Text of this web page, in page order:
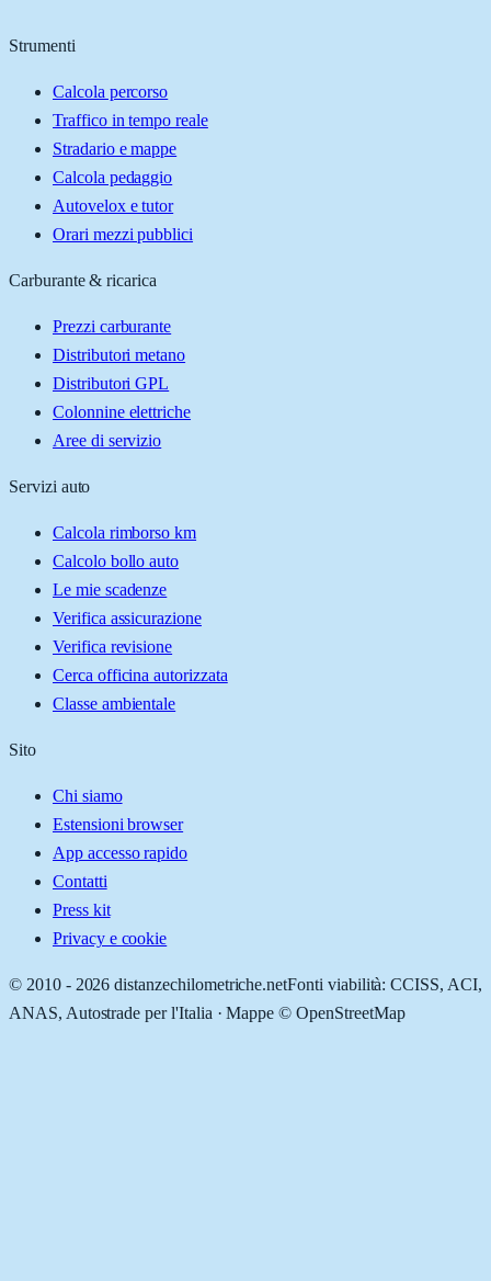
Strumenti
Calcola percorso
Traffico in tempo reale
Stradario e mappe
Calcola pedaggio
Autovelox e tutor
Orari mezzi pubblici
Carburante & ricarica
Prezzi carburante
Distributori metano
Distributori GPL
Colonnine elettriche
Aree di servizio
Servizi auto
Calcola rimborso km
Calcolo bollo auto
Le mie scadenze
Verifica assicurazione
Verifica revisione
Cerca officina autorizzata
Classe ambientale
Sito
Chi siamo
Estensioni browser
App accesso rapido
Contatti
Press kit
Privacy e cookie
© 2010 - 2026 distanzechilometriche.netFonti viabilità: CCISS, ACI,
ANAS, Autostrade per l'Italia · Mappe © OpenStreetMap